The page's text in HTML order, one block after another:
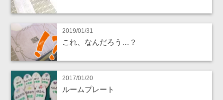
2019/01/31
これ、なんだろう…？
2017/01/20
ルームプレート